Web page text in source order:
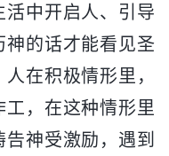
中开启人、引导
的话才能看见圣
在积极情形里，
，在这种情形里
神受激励，遇到